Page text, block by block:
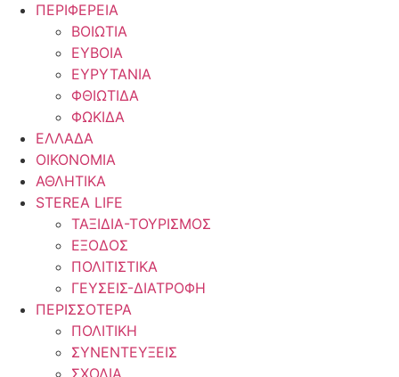
ΠΕΡΙΦΕΡΕΙΑ
ΒΟΙΩΤΙΑ
ΕΥΒΟΙΑ
ΕΥΡΥΤΑΝΙΑ
ΦΘΙΩΤΙΔΑ
ΦΩΚΙΔΑ
ΕΛΛΑΔΑ
ΟΙΚΟΝΟΜΙΑ
ΑΘΛΗΤΙΚΑ
STEREA LIFE
ΤΑΞΙΔΙΑ-ΤΟΥΡΙΣΜΟΣ
ΕΞΟΔΟΣ
ΠΟΛΙΤΙΣΤΙΚΑ
ΓΕΥΣΕΙΣ-ΔΙΑΤΡΟΦΗ
ΠΕΡΙΣΣΟΤΕΡΑ
ΠΟΛΙΤΙΚΗ
ΣΥΝΕΝΤΕΥΞΕΙΣ